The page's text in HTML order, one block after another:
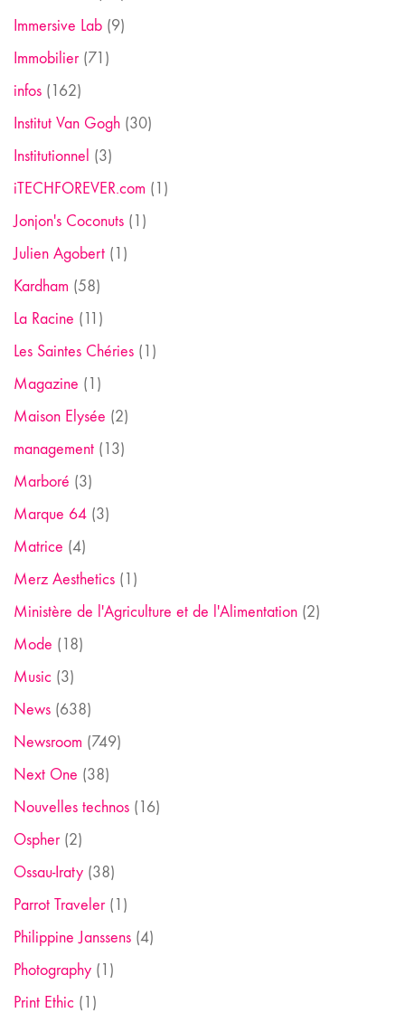
Immersive Lab (9)
Immobilier(71)
infos (162)
Institut Van Gogh (30)
Institutionnel (3)
iTECHFOREVER.com (1)
Jonjon's Coconuts (1)
Julien Agobert (1)
Kardham (58)
La Racine (11)
Les Saintes Chéries (1)
Magazine (1)
Maison Elysée (2)
management (13)
Marboré (3)
Marque 64 (3)
Matrice (4)
Merz Aesthetics (1)
Ministère de l'Agriculture et de l'Alimentation (2)
Mode (18)
Music (3)
News (638)
Newsroom (749)
Next One (38)
Nouvelles technos (16)
Ospher(2)
Ossau-Iraty (38)
Parrot Traveler(1)
Philippine Janssens (4)
Photography (1)
Print Ethic (1)